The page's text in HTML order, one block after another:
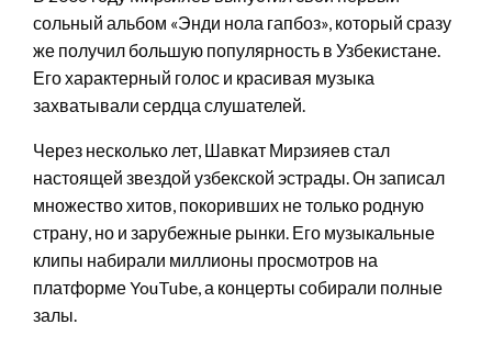
сольный альбом «Энди нола гапбоз», который сразу
же получил большую популярность в Узбекистане.
Его характерный голос и красивая музыка
захватывали сердца слушателей.
Через несколько лет, Шавкат Мирзияев стал
настоящей звездой узбекской эстрады. Он записал
множество хитов, покоривших не только родную
страну, но и зарубежные рынки. Его музыкальные
клипы набирали миллионы просмотров на
платформе YouTube, а концерты собирали полные
залы.